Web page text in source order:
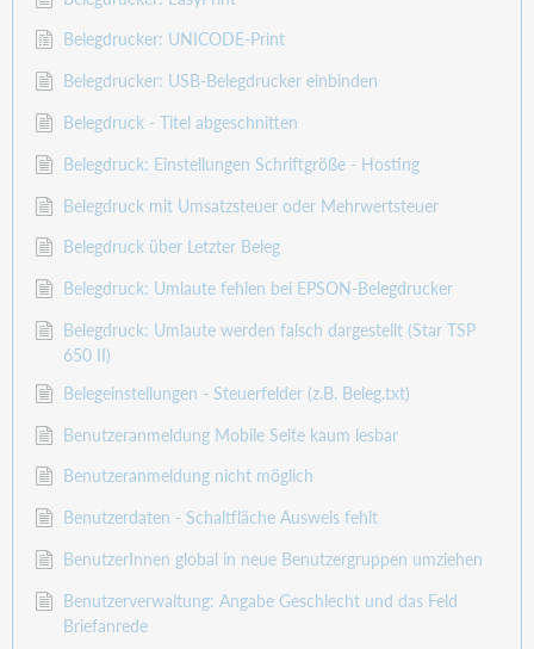
Belegdrucker: UNICODE-Print
Belegdrucker: USB-Belegdrucker einbinden
Belegdruck - Titel abgeschnitten
Belegdruck: Einstellungen Schriftgröße - Hosting
Belegdruck mit Umsatzsteuer oder Mehrwertsteuer
Belegdruck über Letzter Beleg
Belegdruck: Umlaute fehlen bei EPSON-Belegdrucker
Belegdruck: Umlaute werden falsch dargestellt (Star TSP
650 II)
Belegeinstellungen - Steuerfelder (z.B. Beleg.txt)
Benutzeranmeldung Mobile Seite kaum lesbar
Benutzeranmeldung nicht möglich
Benutzerdaten - Schaltfläche Ausweis fehlt
BenutzerInnen global in neue Benutzergruppen umziehen
Benutzerverwaltung: Angabe Geschlecht und das Feld
Briefanrede